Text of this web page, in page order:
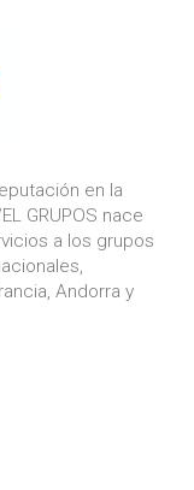
en la
GRUPOS nace
a los grupos
Andorra y